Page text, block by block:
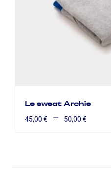
Le sweat Archie
45,00 € – 50,00 €